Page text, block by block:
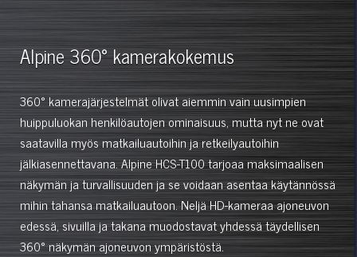
Alpine 360° kamerakokemus
360° kamerajärjestelmät olivat aiemmin vain uusimpien
huippuluokan henkilöautojen ominaisuus, mutta nyt ne ovat
saatavilla myös matkailuautoihin ja retkeilyautoihin
jälkiasennettavana. Alpine HCS-T100 tarjoaa maksimaalisen
näkymän ja turvallisuuden ja se voidaan asentaa käytännössä
mihin tahansa matkailuautoon. Neljä HD-kameraa ajoneuvon
edessä, sivuilla ja takana muodostavat yhdessä täydellisen
360° näkymän ajoneuvon ympäristöstä.